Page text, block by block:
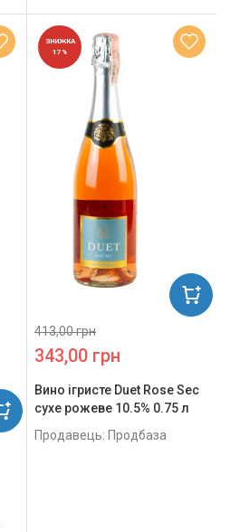
ЗНИЖКА
17%
Вино ігристе Duet Rose Sec
сухе рожеве 10.5% 0.75 л
Продавець: Продбаза
413,00 грн
343,00 грн